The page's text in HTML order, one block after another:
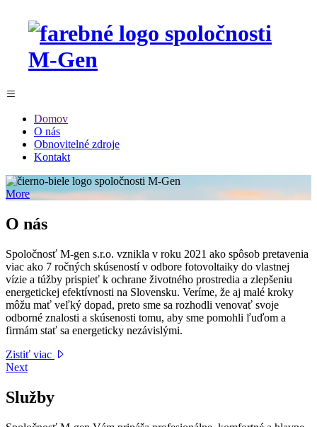
Domov
O nás
Obnovitelné zdroje
Kontakt
More
O nás
Spoločnosť M-gen s.r.o. vznikla v roku 2021 ako spôsob pretavenia
viac ako 7 ročných skúseností v odbore fotovoltaiky do vlastnej
vízie a túžby prispieť k ochrane životného prostredia a zlepšeniu
energetickej efektívnosti na Slovensku. Veríme, že aj malé kroky
môžu mať veľký dopad, preto sme sa rozhodli venovať svoje
odborné znalosti a skúsenosti tomu, aby sme pomohli ľuďom a
firmám stať sa energeticky nezávislými.
Zistiť viac
Next
Služby